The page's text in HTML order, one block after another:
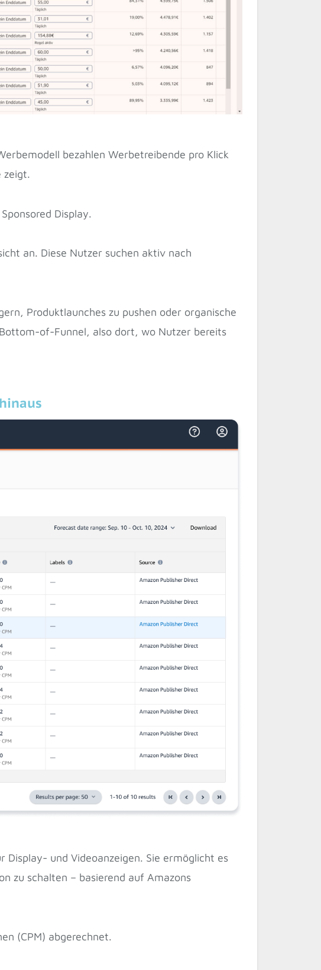
bezahlen Werbetreibende pro Klick
zeigt.
Display.
an. Diese Nutzer suchen aktiv nach
Produktlaunches zu pushen oder organische
of-Funnel, also dort, wo Nutzer bereits
Display- und Videoanzeigen. Sie ermöglicht es
zu schalten – basierend auf Amazons
(CPM) abgerechnet.